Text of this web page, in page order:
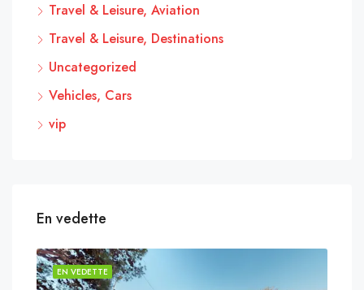
Travel & Leisure, Aviation
Travel & Leisure, Destinations
Uncategorized
Vehicles, Cars
vip
En vedette
EN VEDETTE